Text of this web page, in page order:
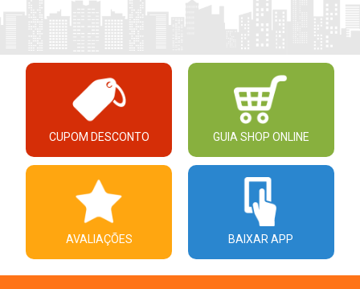
CUPOM DESCONTO GUIA SHOP ONLINE
AVALIAÇÕES BAIXAR APP